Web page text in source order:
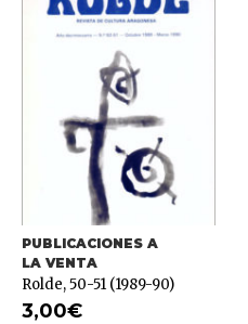
PUBLICACIONES A
LA VENTA
Rolde, 50-51 (1989-90)
3,00€